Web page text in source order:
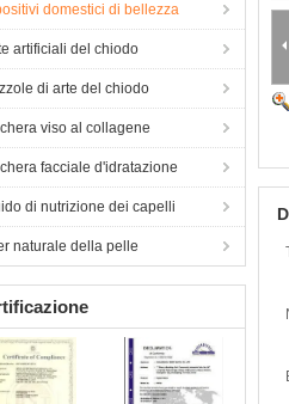
domestici di bellezza
artificiali del chiodo
di arte del chiodo
viso al collagene
facciale d'idratazione
di nutrizione dei capelli
naturale della pelle